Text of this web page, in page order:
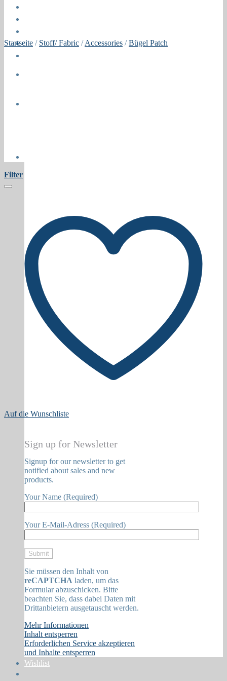
Press
Sign up for Newsletter
Signup for our newsletter to get
notified about sales and new
products.
Your Name (Required)
Your E-Mail-Adress (Required)
Sie müssen den Inhalt von
reCAPTCHA laden, um das
Formular abzuschicken. Bitte
beachten Sie, dass dabei Daten mit
Drittanbietern ausgetauscht werden.
Mehr Informationen
Inhalt entsperren
Erforderlichen Service akzeptieren
und Inhalte entsperren
Wishlist
Startseite / Stoff/ Fabric / Accessories / Bügel Patch
Filter
Auf die Wunschliste